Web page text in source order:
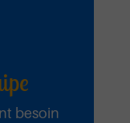
besoin